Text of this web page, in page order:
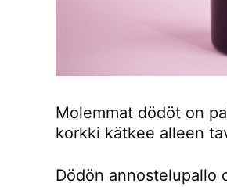
Molemmat dödöt on
korkki kätkee alleen
Dödön annostelupallo